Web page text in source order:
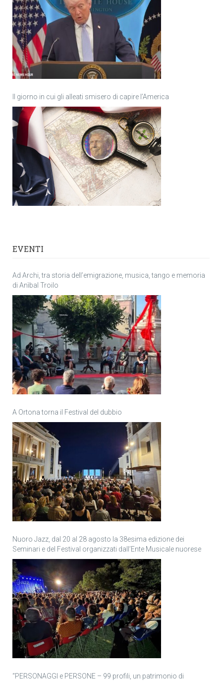
Il giorno in cui gli alleati smisero di capire l’America
EVENTI
Ad Archi, tra storia dell’emigrazione, musica, tango e memoria
di Anìbal Troilo
A Ortona torna il Festival del dubbio
Nuoro Jazz, dal 20 al 28 agosto la 38esima edizione dei
Seminari e del Festival organizzati dall’Ente Musicale nuorese
“PERSONAGGI e PERSONE – 99 profili, un patrimonio di